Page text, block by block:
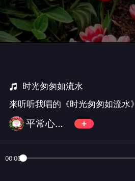
时光匆匆如流水
来听听我唱的《时光匆匆如流水》
平常心🎵暂离闲来听歌不评不转取关随意
00:00